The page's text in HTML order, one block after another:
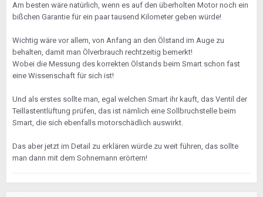
Am besten wäre natürlich, wenn es auf den überholten Motor noch ein
bißchen Garantie für ein paar tausend Kilometer geben würde!
Wichtig wäre vor allem, von Anfang an den Ölstand im Auge zu
behalten, damit man Ölverbrauch rechtzeitig bemerkt!
Wobei die Messung des korrekten Ölstands beim Smart schon fast
eine Wissenschaft für sich ist!
Und als erstes sollte man, egal welchen Smart ihr kauft, das Ventil der
Teillastentlüftung prüfen, das ist nämlich eine Sollbruchstelle beim
Smart, die sich ebenfalls motorschädlich auswirkt.
Das aber jetzt im Detail zu erklären würde zu weit führen, das sollte
man dann mit dem Sohnemann erörtern!